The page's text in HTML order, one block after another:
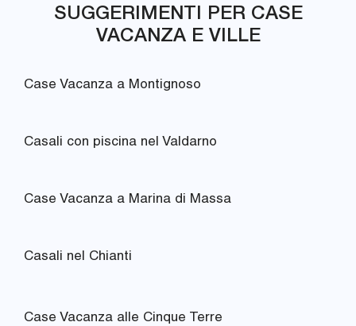
SUGGERIMENTI PER CASE
VACANZA E VILLE
Case Vacanza a Montignoso
Casali con piscina nel Valdarno
Case Vacanza a Marina di Massa
Casali nel Chianti
Case Vacanza alle Cinque Terre